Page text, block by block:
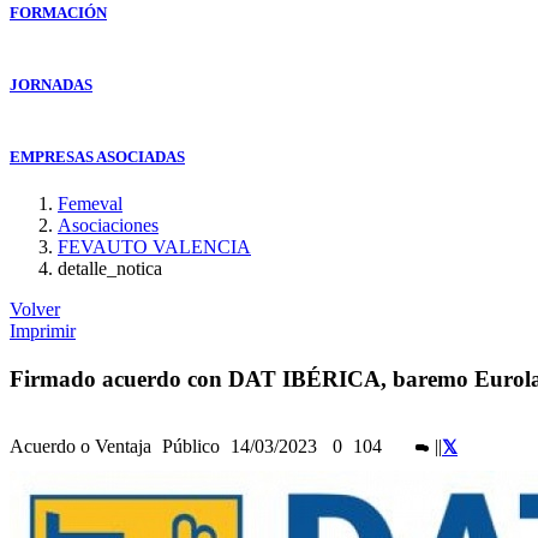
FORMACIÓN
JORNADAS
EMPRESAS ASOCIADAS
Femeval
Asociaciones
FEVAUTO VALENCIA
detalle_notica
Volver
Imprimir
Firmado acuerdo con DAT IBÉRICA, baremo
Acuerdo o Ventaja Público 14/03/2023 0 104